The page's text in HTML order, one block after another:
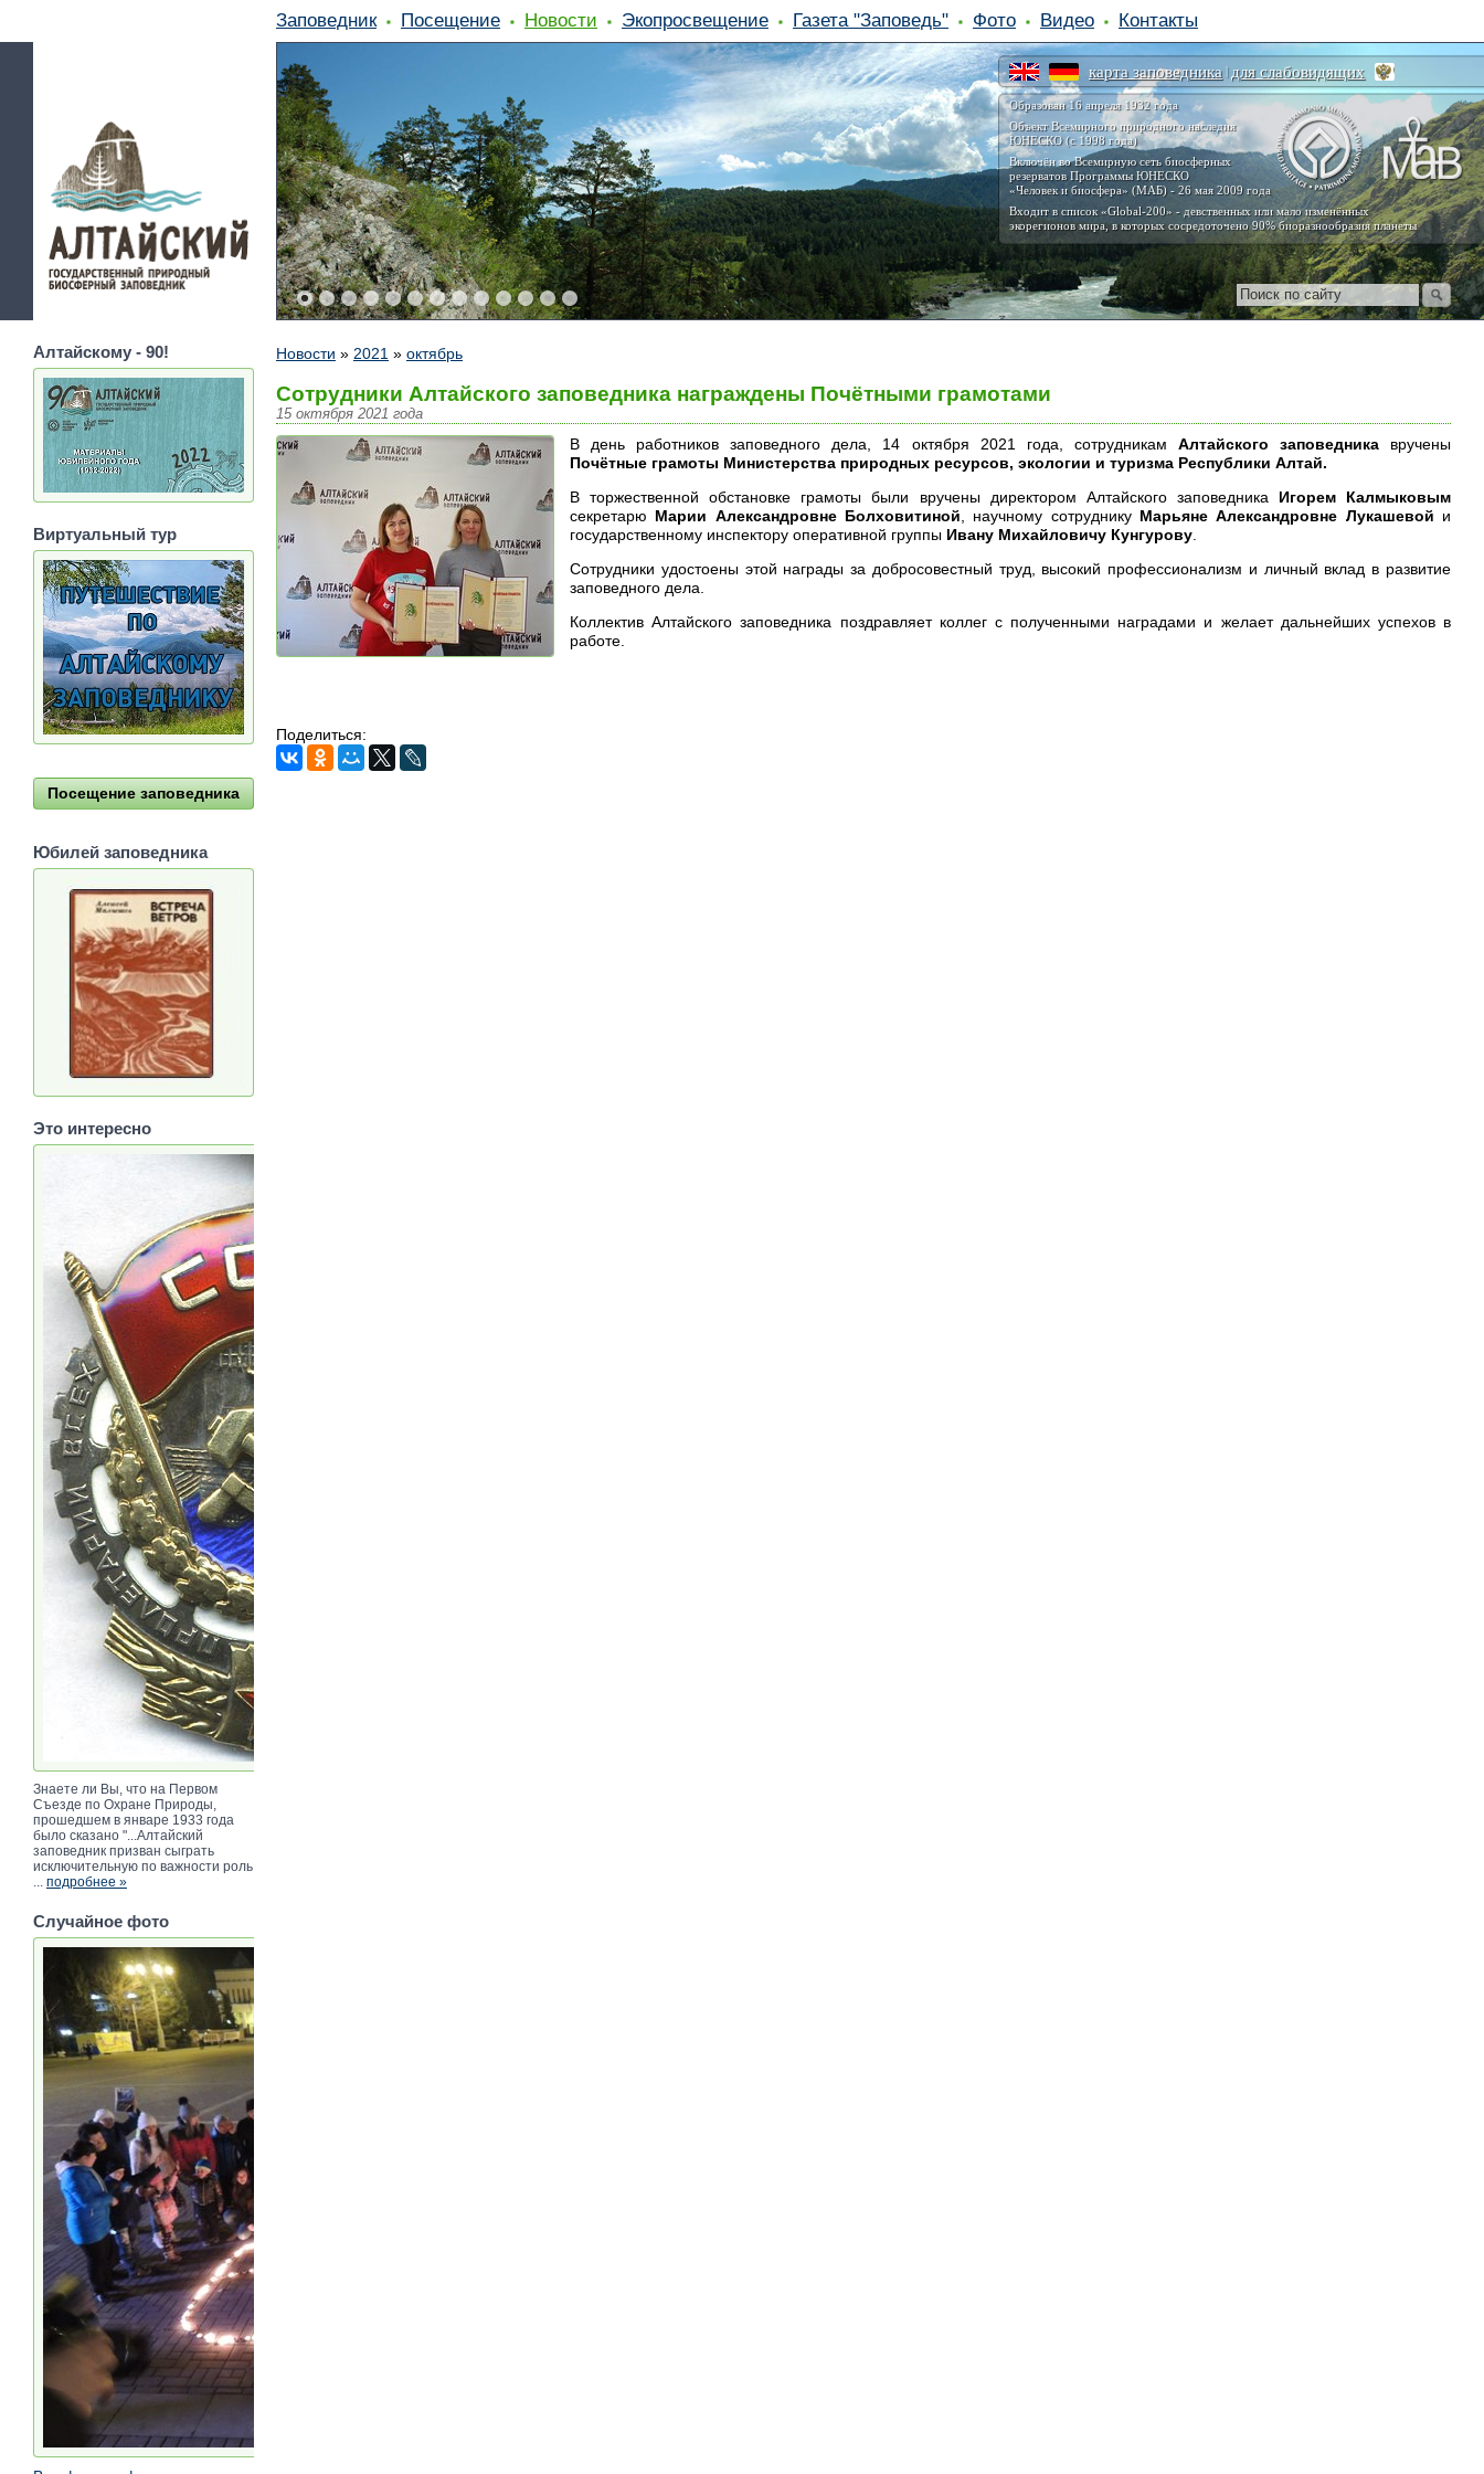
карта заповедника | для слабовидящих
Образован 16 апреля 1932 года
Объект Всемирного природного наследия
ЮНЕСКО (с 1998 года)
Включён во Всемирную сеть биосферных
резерватов Программы ЮНЕСКО
«Человек и биосфера» (МАБ) - 26 мая 2009 года
Входит в список «Global-200» - девственных или мало изменённых
экорегионов мира, в которых сосредоточено 90% биоразнообразия планеты
Заповедник Посещение Новости Экопросвещение Газета "Заповедь" Фото Видео Контакты
Новости » 2021 » октябрь
Сотрудники Алтайского заповедника награждены Почётными грамотами
15 октября 2021 года
В день работников заповедного дела, 14 октября 2021 года, сотрудникам Алтайского заповедникавручены
Почётные грамоты Министерства природных ресурсов, экологии и туризма Республики Алтай.
В торжественной обстановке грамоты были вручены директором Алтайского заповедника Игорем Калмыковым
секретарю Марии Александровне Болховитиной , научному сотруднику Марьяне Александровне Лукашевой и
государственному инспектору оперативной группы Ивану Михайловичу Кунгурову
Сотрудники удостоены этой награды за добросовестный труд, высокий профессионализм и личный вклад в развитие
заповедного дела.
Коллектив Алтайского заповедника поздравляет коллег с полученными наградами и желает дальнейших успехов в
работе.
Поделиться:
Алтайскому - 90!
Виртуальный тур
Посещение заповедника
Юбилей заповедника
Это интересно
Знаете ли Вы, что на Первом
Съезде по Охране Природы,
прошедшем в январе 1933 года
было сказано "...Алтайский
заповедник призван сыграть
исключительную по важности роль
... подробнее »
Случайное фото